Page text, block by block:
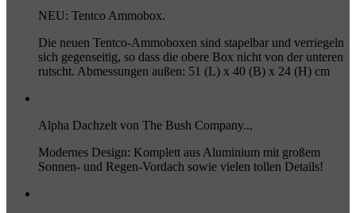
NEU: Tentco Ammobox.
Die neuen Tentco-Ammoboxen sind stapelbar und verriegeln
sich gegenseitig, so dass die obere Box nicht von der unteren
rutscht. Abmessungen außen: 51 (L) x 40 (B) x 24 (H) cm
Alpha Dachzelt von The Bush Company...
Modernes Design: Komplett aus Aluminium mit großem
Sonnen- und Regen-Vordach sowie vielen tollen Details!